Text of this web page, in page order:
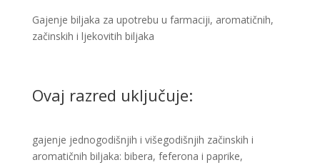
Gajenje biljaka za upotrebu u farmaciji, aromatičnih,
začinskih i ljekovitih biljaka
Ovaj razred uključuje:
gajenje jednogodišnjih i višegodišnjih začinskih i
aromatičnih biljaka: bibera, feferona i paprike,